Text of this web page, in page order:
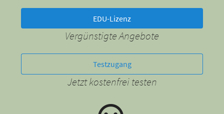
EDU-Lizenz
Vergünstigte Angebote
Testzugang
Jetzt kostenfrei testen